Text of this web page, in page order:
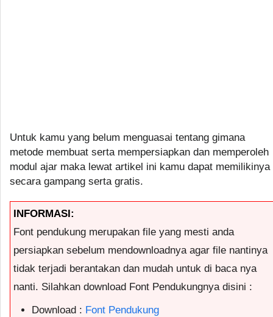
Untuk kamu yang belum menguasai tentang gimana
metode membuat serta mempersiapkan dan memperoleh
modul ajar maka lewat artikel ini kamu dapat memilikinya
secara gampang serta gratis.
INFORMASI:
Font pendukung merupakan file yang mesti anda
persiapkan sebelum mendownloadnya agar file nantinya
tidak terjadi berantakan dan mudah untuk di baca nya
nanti. Silahkan download Font Pendukungnya disini :
Download : Font Pendukung